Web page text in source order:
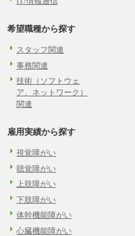
希望職種から探す
スタッフ関連
事務関連
技術（ソフトウェ
ア、ネットワーク）
関連
雇用実績から探す
視覚障がい
聴覚障がい
上肢障がい
下肢障がい
体幹機能障がい
心臓機能障がい